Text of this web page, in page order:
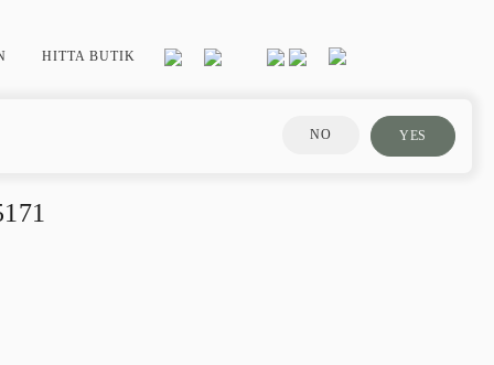
HITTA BUTIK
NO YES